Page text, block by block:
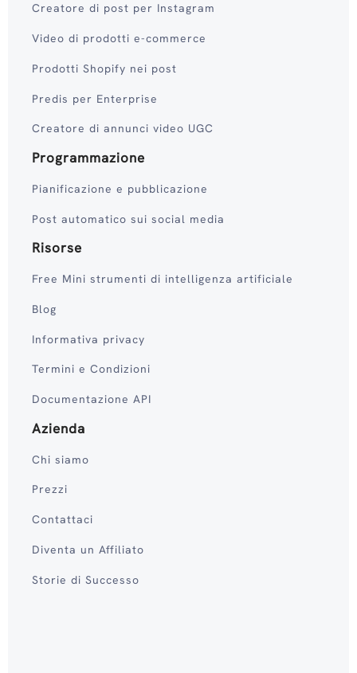
Creatore di post per Instagram
Video di prodotti e-commerce
Prodotti Shopify nei post
Predis per Enterprise
Creatore di annunci video UGC
Programmazione
Pianificazione e pubblicazione
Post automatico sui social media
Risorse
Free Mini strumenti di intelligenza artificiale
Blog
Informativa privacy
Termini e Condizioni
Documentazione API
Azienda
Chi siamo
Prezzi
Contattaci
Diventa un Affiliato
Storie di Successo